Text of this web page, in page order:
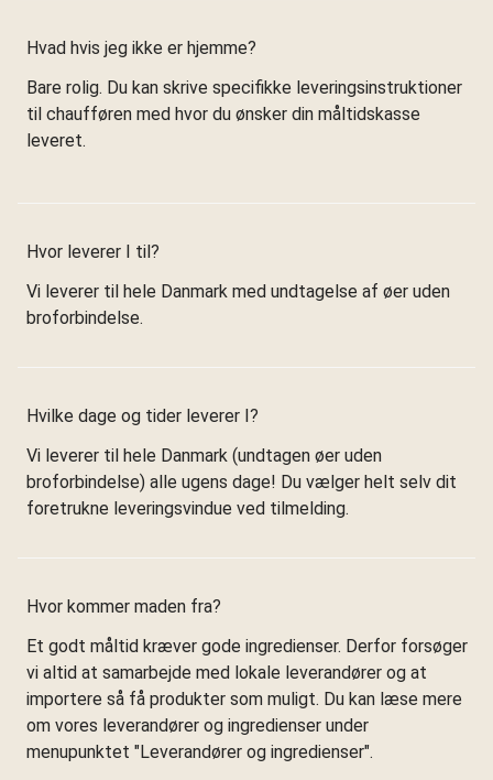
Hvad hvis jeg ikke er hjemme?
Bare rolig. Du kan skrive specifikke leveringsinstruktioner
til chaufføren med hvor du ønsker din måltidskasse
leveret.
Hvor leverer I til?
Vi leverer til hele Danmark med undtagelse af øer uden
broforbindelse.
Hvilke dage og tider leverer I?
Vi leverer til hele Danmark (undtagen øer uden
broforbindelse) alle ugens dage! Du vælger helt selv dit
foretrukne leveringsvindue ved tilmelding.
Hvor kommer maden fra?
Et godt måltid kræver gode ingredienser. Derfor forsøger
vi altid at samarbejde med lokale leverandører og at
importere så få produkter som muligt. Du kan læse mere
om vores leverandører og ingredienser under
menupunktet "Leverandører og ingredienser".